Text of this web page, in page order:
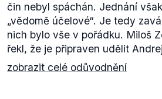
čin nebyl spáchán. Jednání
„vědomě účelové“. Je tedy
nich bylo vše v pořádku. Miloš
řekl, že je připraven udělit
zobrazit celé odůvodnění